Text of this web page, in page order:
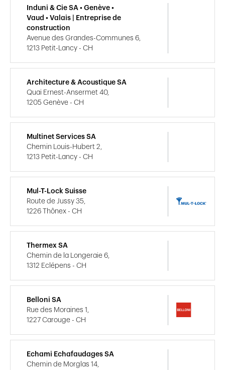
Induni & Cie SA • Genève •
Vaud • Valais | Entreprise de
construction
Avenue des Grandes-Communes 6,
1213 Petit-Lancy - CH
Architecture & Acoustique SA
Quai Ernest-Ansermet 40,
1205 Genève - CH
Multinet Services SA
Chemin Louis-Hubert 2,
1213 Petit-Lancy - CH
Mul-T-Lock Suisse
Route de Jussy 35,
1226 Thônex - CH
Thermex SA
Chemin de la Longeraie 6,
1312 Eclépens - CH
Belloni SA
Rue des Moraines 1,
1227 Carouge - CH
Echami Echafaudages SA
Chemin de Morglas 14,